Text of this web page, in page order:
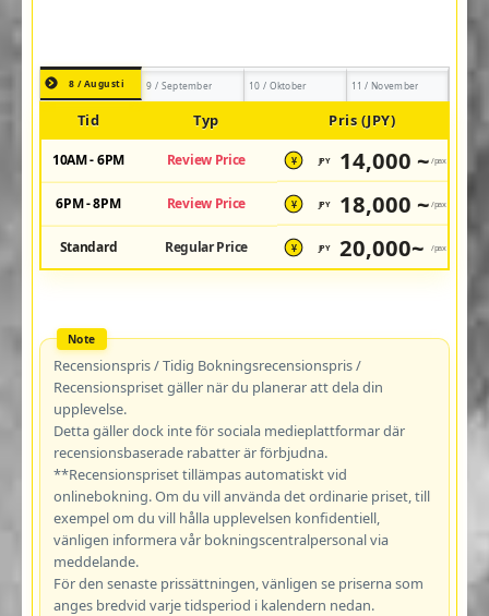
8 / Augusti 9 / September 10 / Oktober 11 / November
Tid Typ Pris (JPY)
10AM - 6PM Review Price ¥ JPY 14,000 ~ /pax
6PM - 8PM Review Price ¥ JPY 18,000 ~ /pax
Standard Regular Price ¥ JPY 20,000~ /pax
Recensionspris / Tidig Bokningsrecensionspris /
Recensionspriset gäller när du planerar att dela din
upplevelse.
Detta gäller dock inte för sociala medieplattformar där
recensionsbaserade rabatter är förbjudna.
**Recensionspriset tillämpas automatiskt vid
onlinebokning. Om du vill använda det ordinarie priset, till
exempel om du vill hålla upplevelsen konfidentiell,
vänligen informera vår bokningscentralpersonal via
meddelande.
För den senaste prissättningen, vänligen se priserna som
anges bredvid varje tidsperiod i kalendern nedan.